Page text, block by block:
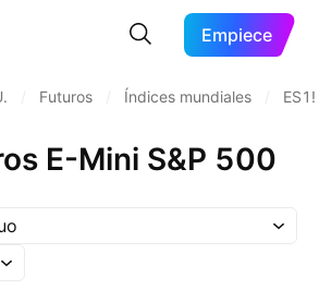
Empiece
Futuros Índices mundiales ES1!
E-Mini S&P 500